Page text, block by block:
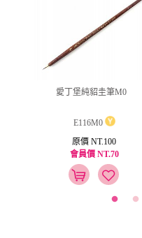
愛丁堡純貂圭筆M0
E116M0
原價 NT.100
會員價 NT.70